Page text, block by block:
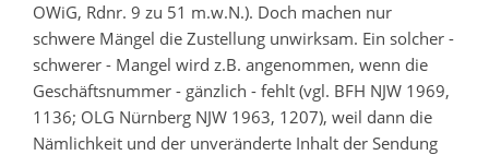
OWiG, Rdnr. 9 zu 51 m.w.N.). Doch machen nur
schwere Mängel die Zustellung unwirksam. Ein solcher -
schwerer - Mangel wird z.B. angenommen, wenn die
Geschäftsnummer - gänzlich - fehlt (vgl. BFH NJW 1969,
1136; OLG Nürnberg NJW 1963, 1207), weil dann die
Nämlichkeit und der unveränderte Inhalt der Sendung